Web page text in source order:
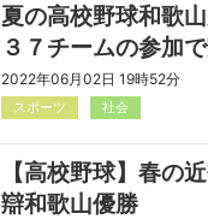
夏の高校野球和歌
３７チームの参加
2022年06月02日 19時52分
スポーツ 社会
【高校野球】春の
辯和歌山優勝